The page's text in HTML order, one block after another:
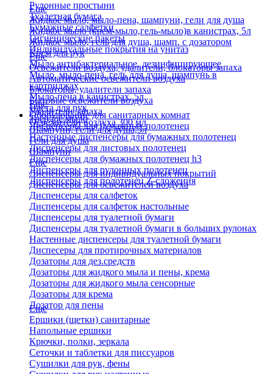
Рулонные простыни
Туалетная бумага
Бумажные салфетки
Гигиенические пакеты
Индивидуальные покрытия на унитаз
Еще
Жидкое мыло, мыло-пена, шампуни, гели для душа
Жидкое мыло (крем-мыло,гель-мыло)в канистрах, 5л
Жидкое мыло, гель для душа, шамп. с дозатором
Крем для рук
Мыло антибактериальное, дезинфицирующее
Мыло, мыло-пена, гель для душа, шампунь в
картриджах
Мыло-пена в канистрах, 5л
Паста для рук
Твердое мыло
Шампуни, гели для душа,5л
Гели для душа
Шампуни
Еще
Освежители воздуха, удалители, блокаторы запаха
Автоматические освежители воздуха
Блокаторы, удалители запаха
Бытовые освежители воздуха
Удалители запаха
Освежители воздуха 300 мл
Еще
Оборудование для санитарных комнат
Диспенсеры для бумажных полотенец
Настенные диспенсеры для бумажных полотенец
Диспенсеры для листовых полотенец
Диспенсеры для бумажных полотенец h3
Диспенсеры для рулонных полотенец
Диспенсеры для полотенец Z-сложения
Еще
Диспенсеры для индивидуальных покрытий
Диспенсеры для освежителей воздуха
Диспенсеры для салфеток
Диспенсеры для салфеток настольные
Диспенсеры для туалетной бумаги
Диспенсеры для туалетной бумаги в больших рулонах
Настенные диспенсеры для туалетной бумаги
Диспесеры для протирочных материалов
Дозаторы для дез.средств
Дозаторы для жидкого мыла и пены, крема
Дозаторы для жидкого мыла сенсорные
Дозаторы для крема
Дозатор для пены
Еще
Ершики (щетки) санитарные
Напольные ершики
Крючки, полки, зеркала
Сеточки и таблетки для писсуаров
Сушилки для рук, фены